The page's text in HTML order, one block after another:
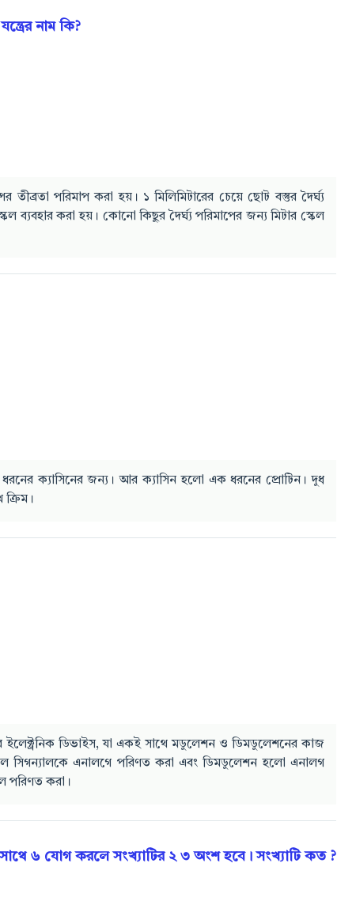
নাম কি?
তীব্রতা পরিমাপ করা হয়। ১ মিলিমিটারের চেয়ে ছোট বস্তুর দৈর্ঘ্য
ব্যবহার করা হয়। কোনো কিছুর দৈর্ঘ্য পরিমাপের জন্য মিটার স্কেল
ক্যাসিনের জন্য। আর ক্যাসিন হলো এক ধরনের প্রোটিন। দুধ
ইলেক্ট্রনিক ডিভাইস, যা একই সাথে মডুলেশন ও ডিমডুলেশনের কাজ
সিগন্যালকে এনালগে পরিণত করা এবং ডিমডুলেশন হলো এনালগ
পরিণত করা।
৬ যোগ করলে সংখ্যাটির ২ ৩অংশ হবে। সংখ্যাটি কত ?